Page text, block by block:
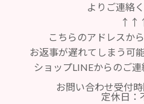
よりご連絡
こちらのアドレスか
お返事が遅れてしまう可
ショップLINEからのご連
お問い合わせ受付
定休日：